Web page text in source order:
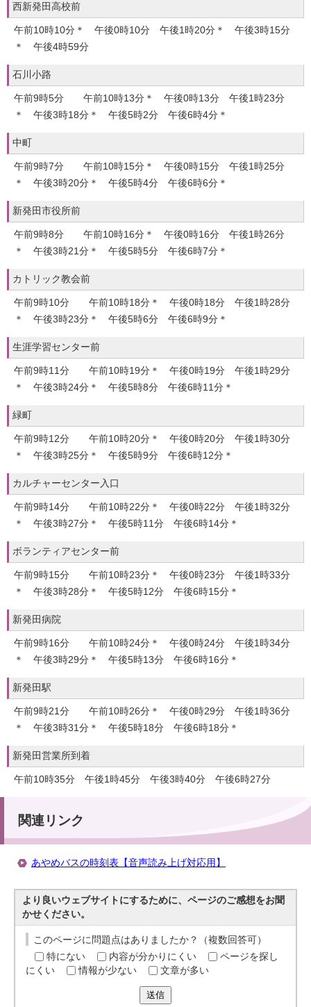
西新発田高校前
午前10時10分＊ 午後0時10分 午後1時20分＊ 午後3時15分
＊ 午後4時59分
石川小路
午前9時5分 午前10時13分＊ 午後0時13分 午後1時23分
＊ 午後3時18分＊ 午後5時2分 午後6時4分＊
中町
午前9時7分 午前10時15分＊ 午後0時15分 午後1時25分
＊ 午後3時20分＊ 午後5時4分 午後6時6分＊
新発田市役所前
午前9時8分 午前10時16分＊ 午後0時16分 午後1時26分
＊ 午後3時21分＊ 午後5時5分 午後6時7分＊
カトリック教会前
午前9時10分 午前10時18分＊ 午後0時18分 午後1時28分
＊ 午後3時23分＊ 午後5時6分 午後6時9分＊
生涯学習センター前
午前9時11分 午前10時19分＊ 午後0時19分 午後1時29分
＊ 午後3時24分＊ 午後5時8分 午後6時11分＊
緑町
午前9時12分 午前10時20分＊ 午後0時20分 午後1時30分
＊ 午後3時25分＊ 午後5時9分 午後6時12分＊
カルチャーセンター入口
午前9時14分 午前10時22分＊ 午後0時22分 午後1時32分
＊ 午後3時27分＊ 午後5時11分 午後6時14分＊
ボランティアセンター前
午前9時15分 午前10時23分＊ 午後0時23分 午後1時33分
＊ 午後3時28分＊ 午後5時12分 午後6時15分＊
新発田病院
午前9時16分 午前10時24分＊ 午後0時24分 午後1時34分
＊ 午後3時29分＊ 午後5時13分 午後6時16分＊
新発田駅
午前9時21分 午前10時26分＊ 午後0時29分 午後1時36分
＊ 午後3時31分＊ 午後5時18分 午後6時18分＊
新発田営業所到着
午前10時35分 午後1時45分 午後3時40分 午後6時27分
関連リンク
あやめバスの時刻表【音声読み上げ対応用】
より良いウェブサイトにするために、ページのご感想をお聞
かせください。
このページに問題点はありましたか？（複数回答可）
特にない
内容が分かりにくい
ページを探し
にくい
情報が少ない 文章が多い
送信